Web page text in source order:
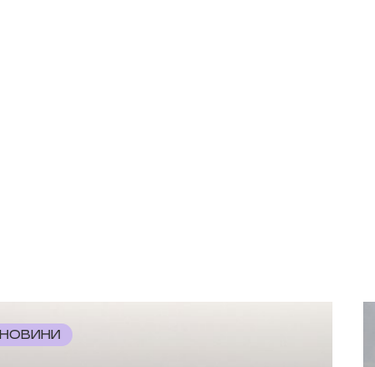
НОВИНИ